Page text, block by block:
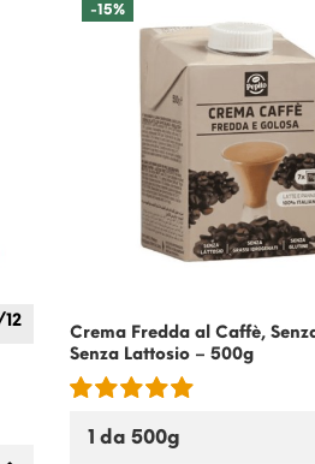
12
-15%
Crema Fredda al Caffè,
Senza Lattosio – 500g